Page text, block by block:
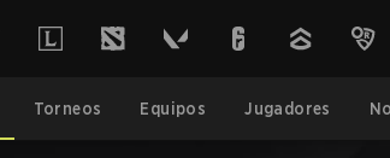
Torneos Equipos Jugadores